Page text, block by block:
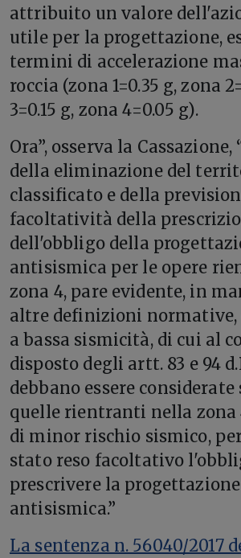
attribuito un valore
utile per la progettazione,
termini di accelerazione
roccia (zona 1=0.35 g, zona
3=0.15 g, zona 4=0.05 g).
Ora”, osserva la Cassazione,
della eliminazione del
classificato e della
facoltatività della
dell'obbligo della
antisismica per le opere
zona 4, pare evidente, in
altre definizioni normative,
a bassa sismicità, di cui al
disposto degli artt. 83 e 94
debbano essere
quelle rientranti nella zona
di minor rischio sismico,
stato reso facoltativo
prescrivere la progettazione
antisismica.”
La sentenza n. 56040/2017